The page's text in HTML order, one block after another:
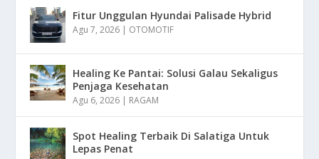
Fitur Unggulan Hyundai Palisade Hybrid
Agu 7, 2026 | OTOMOTIF
Healing Ke Pantai: Solusi Galau Sekaligus
Penjaga Kesehatan
Agu 6, 2026 | RAGAM
Spot Healing Terbaik Di Salatiga Untuk
Lepas Penat